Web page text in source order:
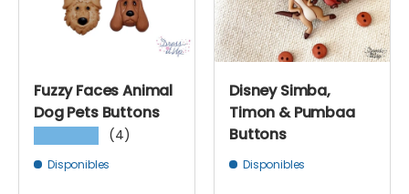
Fuzzy Faces Animal
Dog Pets Buttons
(4)
Disponibles
Disney Simba,
Timon & Pumbaa
Buttons
Disponibles